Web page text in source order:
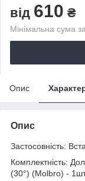
від 610 ₴
Мінімальна сума
Опис
Опис
Застосовність:
Комплектність:
(30°) (Molbro) -